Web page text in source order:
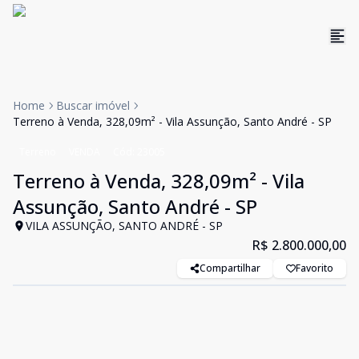
Home
Buscar imóvel
Terreno à Venda, 328,09m² - Vila Assunção, Santo André - SP
Terreno à Venda, 328,09m² - Vila
Assunção, Santo André - SP
VILA ASSUNÇÃO, SANTO ANDRÉ - SP
R$ 2.800.000,00
Compartilhar Favorito